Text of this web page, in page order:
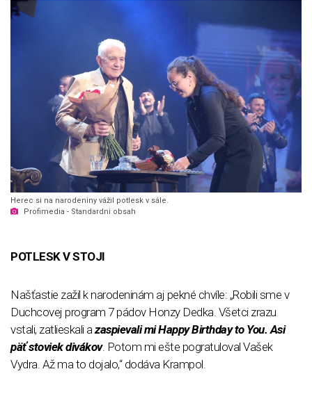
Herec si na narodeniny vážil potlesk v sále.
Profimedia - Standardni obsah
POTLESK V STOJI
Našťastie zažil k narodeninám aj pekné chvíle: „Robili sme v
Duchcovej program 7 pádov Honzy Dedka. Všetci zrazu
vstali, zatlieskali azaspievali mi Happy Birthday to You. Asi
päť stoviek divákov. Potom mi ešte pogratuloval Vašek
Vydra. Až ma to dojalo,“ dodáva Krampol.